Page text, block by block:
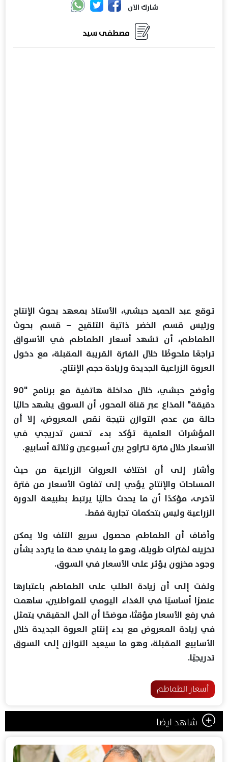
شارك الان
مصطفى سيد
توقع عبد الحميد حبشي، الأستاذ بمعهد بحوث الإنتاج
ورئيس قسم الخضر ذاتية التلقيح – قسم بحوث
الطماطم، أن تشهد أسعار الطماطم في الأسواق
تراجعًا ملحوظًا خلال الفترة القريبة المقبلة، مع دخول
العروة الزراعية الجديدة وزيادة حجم الإنتاج.
وأوضح حبشي، خلال مداخلة هاتفية مع برنامج "90
دقيقة" المذاع عبر قناة المحور، أن السوق يشهد حاليًا
حالة من عدم التوازن نتيجة نقص المعروض، إلا أن
المؤشرات العلمية تؤكد بدء تحسن تدريجي في
الأسعار خلال فترة تتراوح بين أسبوعين وثلاثة أسابيع.
وأشار إلى أن اختلاف العروات الزراعية من حيث
المساحات والإنتاج يؤدي إلى تفاوت الأسعار من فترة
لأخرى، مؤكدًا أن ما يحدث حاليًا يرتبط بطبيعة الدورة
الزراعية وليس بتحكمات تجارية فقط.
وأضاف أن الطماطم محصول سريع التلف ولا يمكن
تخزينه لفترات طويلة، وهو ما ينفي صحة ما يتردد بشأن
وجود مخزون يؤثر على الأسعار في السوق.
ولفت إلى أن زيادة الطلب على الطماطم باعتبارها
عنصرًا أساسيًا في الغذاء اليومي للمواطنين، ساهمت
في رفع الأسعار مؤقتًا، موضحًا أن الحل الحقيقي يتمثل
في زيادة المعروض مع بدء إنتاج العروة الجديدة خلال
الأسابيع المقبلة، وهو ما سيعيد التوازن إلى السوق
تدريجيًا.
أسعار الطماطم
شاهد ايضا